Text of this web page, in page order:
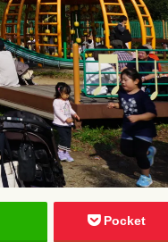
Pocket